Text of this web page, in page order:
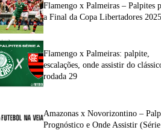
Flamengo x Palmeiras – Palpites
a Final da Copa Libertadores 2025
Flamengo x Palmeiras: palpite,
escalações, onde assistir do
rodada 29
Amazonas x Novorizontino –
Prognóstico e Onde Assistir